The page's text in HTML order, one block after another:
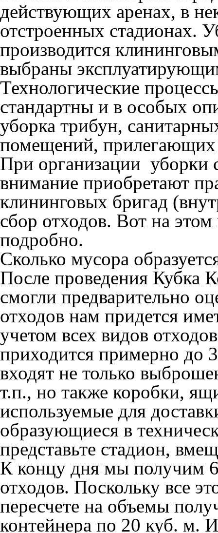
действующих аренах, в
отстроенных стадионах.
производится
выбраны
Технологические
стандартны и в особых
уборка трибун,
помещений, прилегающих
При организации уборки
внимание приобретают
клининговых бригад
сбор отходов. Вот на
подробно.
Сколько мусора
После проведения Кубка
смогли предварительно
отходов нам придется
учетом всех видов
приходится примерно до
входят не только
т.п., но также коробки,
используемые для
образующиеся в
представьте стадион,
К концу дня мы получим
отходов. Поскольку все
пересчете на объемы
контейнера по 20 куб. м.